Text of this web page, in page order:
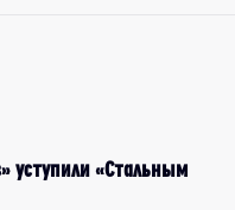
уступили «Стальным